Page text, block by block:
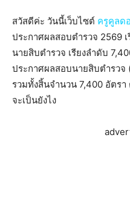
สวัสดีค่ะ วันนี้เว็บไซต์ ครูคูลด
ประกาศผลสอบตํารวจ 2569
นายสิบตำรวจ เรียงลำดับ
ประกาศผลสอบนายสิบตำรว
รวมทั้งสิ้นจำนวน 7,400 อัตร
จะเป็นยังไง